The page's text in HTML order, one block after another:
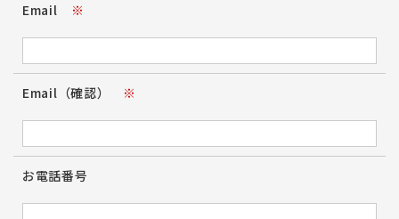
Email ※
Email（確認） ※
お電話番号